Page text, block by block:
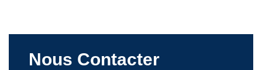
Nous Contacter